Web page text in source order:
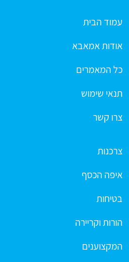
עמוד הבית
אודות אמאבא
כל המאמרים
תנאי שימוש
צרו קשר
צרכנות
איפה הכסף
בטיחות
הורות וקריירה
המקצוענים